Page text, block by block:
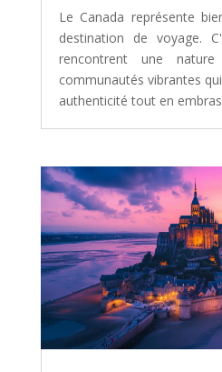
Le Canada représente
destination de voyage.
rencontrent une
communautés vibrantes
authenticité tout en